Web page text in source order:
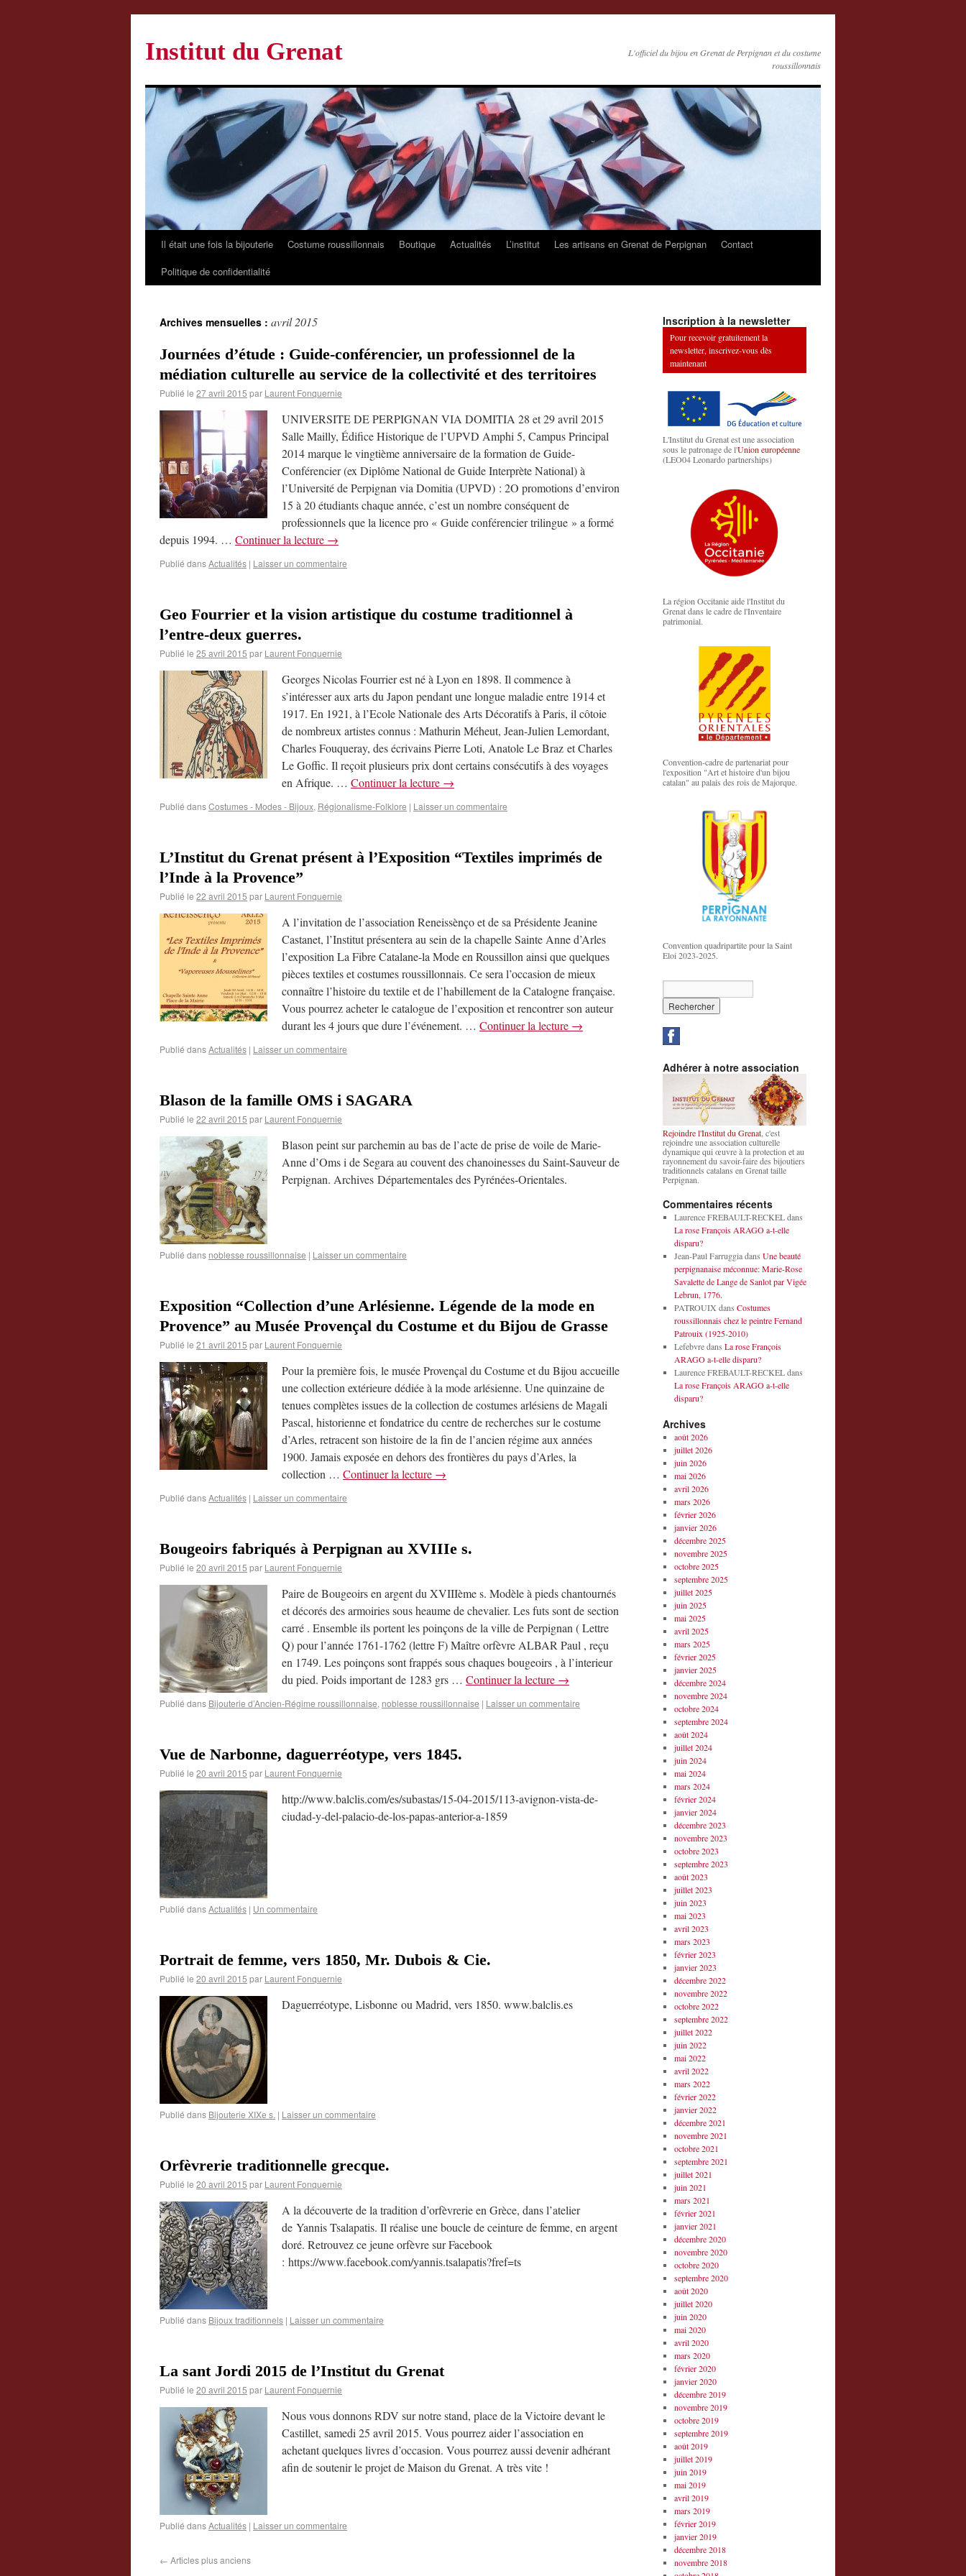
Institut du Grenat
L'officiel du bijou en Grenat de Perpignan et du costume
roussillonnais
Il était une fois la bijouterie Costume roussillonnais Boutique Actualités L’institut Les artisans en Grenat de Perpignan
Contact
Politique de confidentialité
Archives mensuelles : avril 2015
Journées d’étude : Guide-conférencier, un professionnel de la
médiation culturelle au service de la collectivité et des territoires
Publié le 27 avril 2015 par Laurent Fonquernie
UNIVERSITE DE PERPIGNAN VIA DOMITIA 28 et 29 avril 2015
Salle Mailly, Édifice Historique de l’UPVD Amphi 5, Campus Principal
2014 marque le vingtième anniversaire de la formation de Guide-
Conférencier (ex Diplôme National de Guide Interprète National) à
l’Université de Perpignan via Domitia (UPVD) : 2O promotions d’environ
15 à 20 étudiants chaque année, c’est un nombre conséquent de
professionnels que la licence pro « Guide conférencier trilingue » a formé
depuis 1994. … Continuer la lecture →
Publié dansActualités | Laisser un commentaire
Geo Fourrier et la vision artistique du costume traditionnel à
l’entre-deux guerres.
Publié le 25 avril 2015 par Laurent Fonquernie
Georges Nicolas Fourrier est né à Lyon en 1898. Il commence à
s’intéresser aux arts du Japon pendant une longue maladie entre 1914 et
1917. En 1921, à l’Ecole Nationale des Arts Décoratifs à Paris, il côtoie
de nombreux artistes connus : Mathurin Méheut, Jean-Julien Lemordant,
Charles Fouqueray, des écrivains Pierre Loti, Anatole Le Braz et Charles
Le Goffic. Il reçoit plusieurs prix dont certains consécutifs à des voyages
en Afrique. … Continuer la lecture →
Publié dansCostumes - Modes - Bijoux, Régionalisme-Folklore | Laisser un commentaire
L’Institut du Grenat présent à l’Exposition “Textiles imprimés de
l’Inde à la Provence”
Publié le 22 avril 2015 par Laurent Fonquernie
A l’invitation de l’association Reneissènço et de sa Présidente Jeanine
Castanet, l’Institut présentera au sein de la chapelle Sainte Anne d’Arles
l’exposition La Fibre Catalane-la Mode en Roussillon ainsi que quelques
pièces textiles et costumes roussillonnais. Ce sera l’occasion de mieux
connaître l’histoire du textile et de l’habillement de la Catalogne française.
Vous pourrez acheter le catalogue de l’exposition et rencontrer son auteur
durant les 4 jours que dure l’événement. … Continuer la lecture →
Publié dansActualités | Laisser un commentaire
Blason de la famille OMS i SAGARA
Publié le 22 avril 2015 par Laurent Fonquernie
Blason peint sur parchemin au bas de l’acte de prise de voile de Marie-
Anne d’Oms i de Segara au couvent des chanoinesses du Saint-Sauveur de
Perpignan. Archives Départementales des Pyrénées-Orientales.
Publié dans noblesse roussillonnaise | Laisser un commentaire
Exposition “Collection d’une Arlésienne. Légende de la mode en
Provence” au Musée Provençal du Costume et du Bijou de Grasse
Publié le 21 avril 2015 par Laurent Fonquernie
Pour la première fois, le musée Provençal du Costume et du Bijou accueille
une collection extérieure dédiée à la mode arlésienne. Une quinzaine de
tenues complètes issues de la collection de costumes arlésiens de Magali
Pascal, historienne et fondatrice du centre de recherches sur le costume
d’Arles, retracent son histoire de la fin de l’ancien régime aux années
1900. Jamais exposée en dehors des frontières du pays d’Arles, la
collection … Continuer la lecture →
Publié dansActualités | Laisser un commentaire
Bougeoirs fabriqués à Perpignan au XVIIIe s.
Publié le 20 avril 2015 par Laurent Fonquernie
Paire de Bougeoirs en argent du XVIIIème s. Modèle à pieds chantournés
et décorés des armoiries sous heaume de chevalier. Les futs sont de section
carré . Ensemble ils portent les poinçons de la ville de Perpignan ( Lettre
Q) pour l’année 1761-1762 (lettre F) Maître orfèvre ALBAR Paul , reçu
en 1749. Les poinçons sont frappés sous chaques bougeoirs , à l’interieur
du pied. Poids important de 1283 grs … Continuer la lecture →
Publié dans Bijouterie d’Ancien-Régime roussillonnaise, noblesse roussillonnaise | Laisser un commentaire
Vue de Narbonne, daguerréotype, vers 1845.
Publié le 20 avril 2015 par Laurent Fonquernie
http://www.balclis.com/es/subastas/15-04-2015/113-avignon-vista-de-
ciudad-y-del-palacio-de-los-papas-anterior-a-1859
Publié dansActualités | Un commentaire
Portrait de femme, vers 1850, Mr. Dubois & Cie.
Publié le 20 avril 2015 par Laurent Fonquernie
Daguerréotype, Lisbonne ou Madrid, vers 1850. www.balclis.es
Publié dans Bijouterie XIXe s. | Laisser un commentaire
Orfèvrerie traditionnelle grecque.
Publié le 20 avril 2015 par Laurent Fonquernie
A la découverte de la tradition d’orfèvrerie en Grèce, dans l’atelier
de Yannis Tsalapatis. Il réalise une boucle de ceinture de femme, en argent
doré. Retrouvez ce jeune orfèvre sur Facebook
: https://www.facebook.com/yannis.tsalapatis?fref=ts
Publié dans Bijoux traditionnels | Laisser un commentaire
La sant Jordi 2015 de l’Institut du Grenat
Publié le 20 avril 2015 par Laurent Fonquernie
Nous vous donnons RDV sur notre stand, place de la Victoire devant le
Castillet, samedi 25 avril 2015. Vous pourrez aider l’association en
achetant quelques livres d’occasion. Vous pourrez aussi devenir adhérant
afin de soutenir le projet de Maison du Grenat. A très vite !
Publié dansActualités | Laisser un commentaire
← Articles plus anciens
Inscription à la newsletter
Pour recevoir gratuitement la
newsletter, inscrivez-vous dès
maintenant
L'Institut du Grenat est une association
sous le patronage de l'Union européenne
(LEO04 Leonardo partnerships)
La région Occitanie aide l'Institut du
Grenat dans le cadre de l'Inventaire
patrimonial.
Convention-cadre de partenariat pour
l'exposition "Art et histoire d'un bijou
catalan" au palais des rois de Majorque.
Convention quadripartite pour la Saint
Eloi 2023-2025.
Adhérer à notre association
Rejoindre l'Institut du Grenat , c'est
rejoindre une association culturelle
dynamique qui œuvre à la protection et au
rayonnement du savoir-faire des bijoutiers
traditionnels catalans en Grenat taille
Perpignan.
Commentaires récents
Laurence FREBAULT-RECKELdans
La rose François ARAGO a-t-elle
disparu?
Jean-Paul Farruggiadans Une beauté
perpignanaise méconnue: Marie-Rose
Savalette de Lange de Sanlot par Vigée
Lebrun, 1776.
PATROUIX dans Costumes
roussillonnais chez le peintre Fernand
Patrouix (1925-2010)
Lefebvredans La rose François
ARAGO a-t-elle disparu?
Laurence FREBAULT-RECKELdans
La rose François ARAGO a-t-elle
disparu?
Archives
août 2026
juillet 2026
juin 2026
mai 2026
avril 2026
mars 2026
février 2026
janvier 2026
décembre 2025
novembre 2025
octobre 2025
septembre 2025
juillet 2025
juin 2025
mai 2025
avril 2025
mars 2025
février 2025
janvier 2025
décembre 2024
novembre 2024
octobre 2024
septembre 2024
août 2024
juillet 2024
juin 2024
mai 2024
mars 2024
février 2024
janvier 2024
décembre 2023
novembre 2023
octobre 2023
septembre 2023
août 2023
juillet 2023
juin 2023
mai 2023
avril 2023
mars 2023
février 2023
janvier 2023
décembre 2022
novembre 2022
octobre 2022
septembre 2022
juillet 2022
juin 2022
mai 2022
avril 2022
mars 2022
février 2022
janvier 2022
décembre 2021
novembre 2021
octobre 2021
septembre 2021
juillet 2021
juin 2021
mars 2021
février 2021
janvier 2021
décembre 2020
novembre 2020
octobre 2020
septembre 2020
août 2020
juillet 2020
juin 2020
mai 2020
avril 2020
mars 2020
février 2020
janvier 2020
décembre 2019
novembre 2019
octobre 2019
septembre 2019
août 2019
juillet 2019
juin 2019
mai 2019
avril 2019
mars 2019
février 2019
janvier 2019
décembre 2018
novembre 2018